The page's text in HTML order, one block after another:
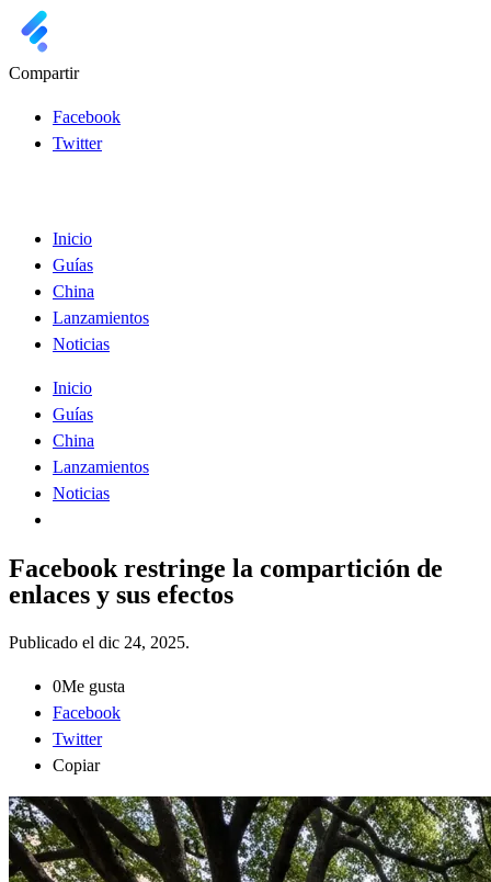
Compartir
Facebook
Twitter
Inicio
Guías
China
Lanzamientos
Noticias
Inicio
Guías
China
Lanzamientos
Noticias
Facebook restringe la compartición de
enlaces y sus efectos
Publicado el dic 24, 2025.
0Me gusta
Facebook
Twitter
Copiar